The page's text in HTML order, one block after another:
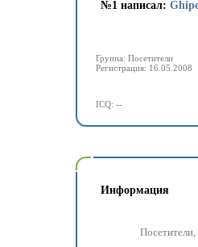
№1 написал:
Группа: Посетители
Регистрация: 16.05.2008
ICQ: --
Информация